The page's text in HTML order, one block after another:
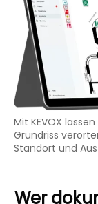
Mit KEVOX
Grundriss
Standort und
Wer